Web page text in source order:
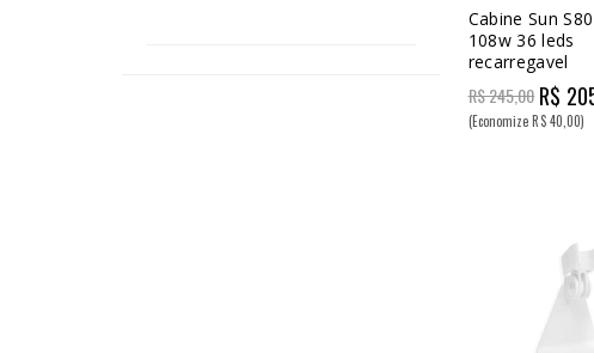
Cabine Sun
108w 36 leds
recarregavel
R$ 245,00 R$
(Economize R$ 40,00)